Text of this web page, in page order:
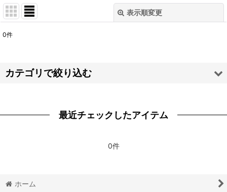
表示順変更
並び順:
0件
カテゴリで絞り込む
ID:INVADED イド：インヴェイデッド
最近チェックしたアイテム
0件
ホーム